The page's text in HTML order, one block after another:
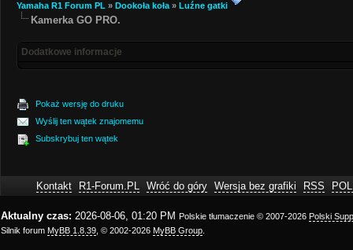
Yamaha R1 Forum PL » Dookoła koła » Luźne gatki
Kamerka GO PRO.
Dodatkowe informacje
Pokaż wersję do druku
Wyślij ten wątek znajomemu
Subskrybuj ten wątek
Kontakt R1-Forum.PL Wróć do góry Wersja bez grafiki RSS
Aktualny czas: 2026-08-06, 01:20 PM Polskie tłumaczenie © 2007-2026 Polski
Silnik forum MyBB 1.8.39 , © 2002-2026 MyBB Group